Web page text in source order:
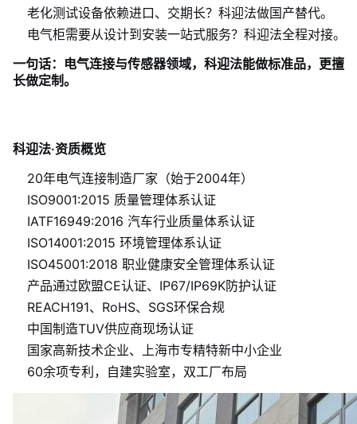
老化测试设备依赖进口、交期长？科迎法做国产替代。
电气柜需要从设计到安装一站式服务？科迎法全程对接。
一句话：电气连接与传感器领域，科迎法能做标准品，更擅
长做定制。
科迎法·资质概览
20年电气连接制造厂家（始于2004年）
ISO9001:2015 质量管理体系认证
IATF16949:2016 汽车行业质量体系认证
ISO14001:2015 环境管理体系认证
ISO45001:2018 职业健康安全管理体系认证
产品通过欧盟CE认证、IP67/IP69K防护认证
REACH191、RoHS、SGS环保合规
中国制造TUV供应商现场认证
国家高新技术企业、上海市专精特新中小企业
60余项专利，自建实验室，双工厂布局